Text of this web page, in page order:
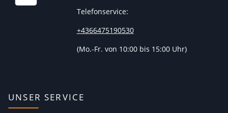
Telefonservice:
+4366475190530
(Mo.-Fr. von 10:00 bis 15:00 Uhr)
UNSER SERVICE